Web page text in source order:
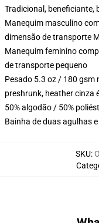
Tradicional, beneficiante,
Manequim masculino
dimensão de transporte
Manequim feminino
de transporte pequeno
Pesado 5.3 oz / 180 gsm
preshrunk, heather cinza
50% algodão / 50%
Bainha de duas agulhas
SKU: